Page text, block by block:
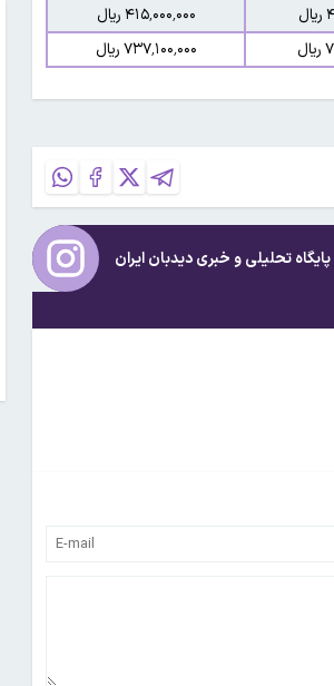
۴۱۵٬۰۰۰٬۰۰۰ ریال
۷۳۷٬۱۰۰٬۰۰۰ ریال
تحلیلی و خبریدیدبان ایران